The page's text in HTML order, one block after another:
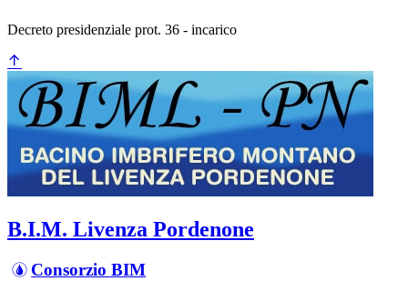
Decreto presidenziale prot. 36 - incarico
B.I.M. Livenza Pordenone
Consorzio BIM